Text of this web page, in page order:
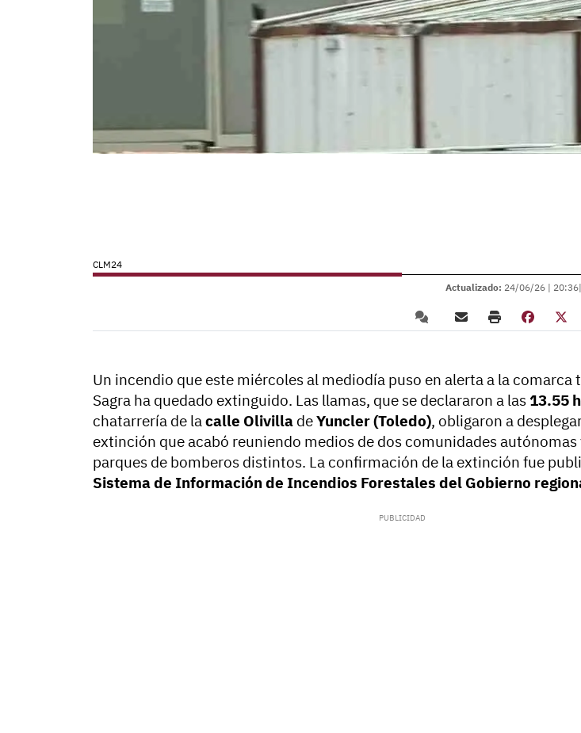
CLM24
Actualizado: 24/06/26 | 20:36
Un incendio que este miércoles al mediodía puso en alerta a la comarca
Sagra ha quedado extinguido. Las llamas, que se declararon a las 13.55
chatarrería de lacalle Olivilla deYuncler (Toledo), obligaron a
extinción que acabó reuniendo medios de dos comunidades autónomas
parques de bomberos distintos. La confirmación de la extinción fue
Sistema de Información de Incendios Forestales del Gobierno